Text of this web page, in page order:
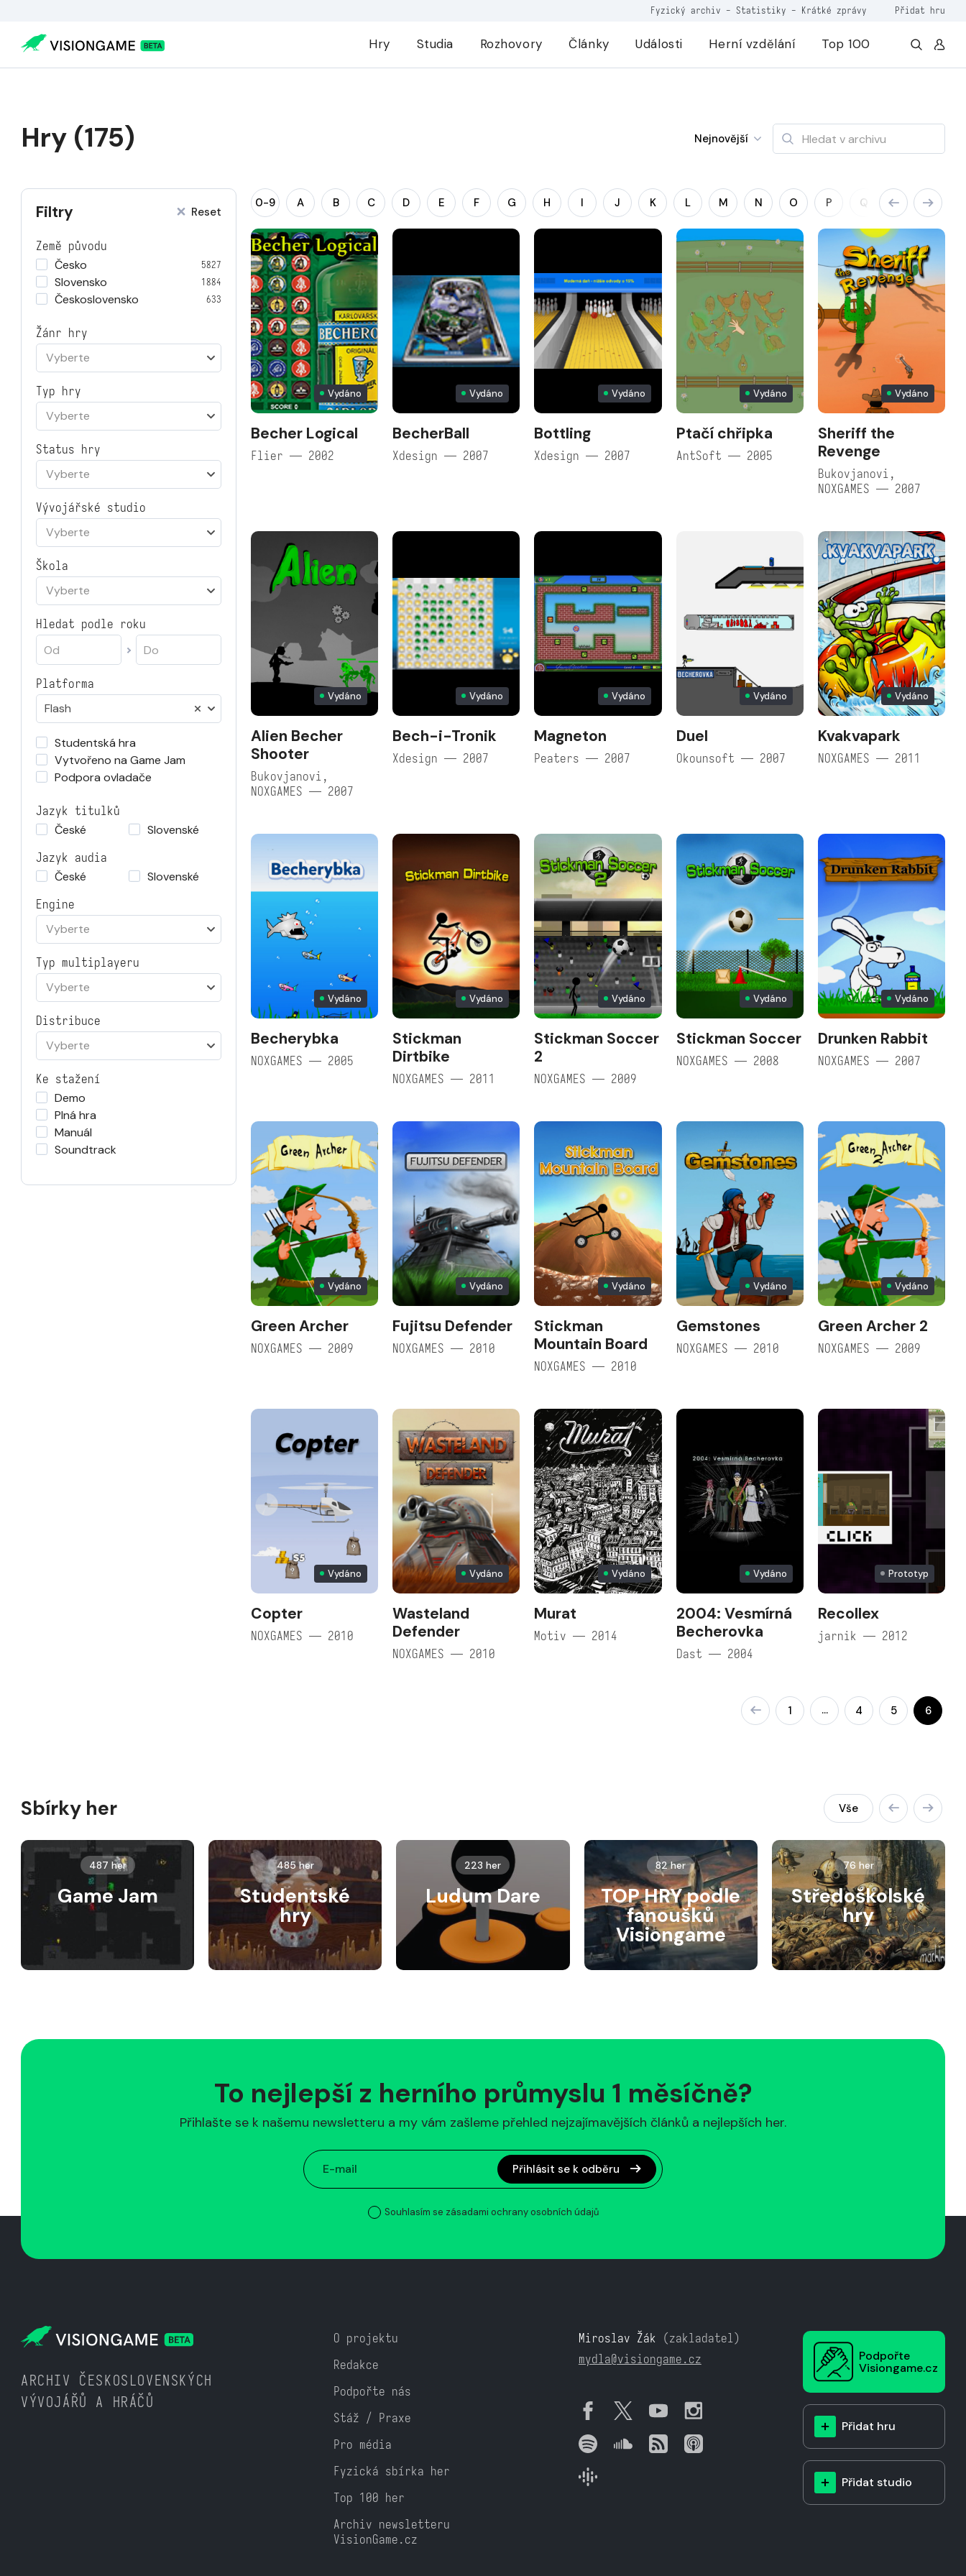
Fyzický archiv - Statistiky - Krátké zprávy Přidat hru
Hry Studia Rozhovory Články Události Herní vzdělání Top 100
Hry (175) Nejnovější
Filtry Reset
Země původu
Česko
5827
Slovensko 1884
Československo 633
Žánr hry
Vyberte
Typ hry
Vyberte
Status hry
Vyberte
Vývojářské studio
Vyberte
Škola
Vyberte
Hledat podle roku
Platforma
Flash
Studentská hra
Vytvořeno na Game Jam
Podpora ovladače
Jazyk titulků
České
Slovenské
Jazyk audia
České
Slovenské
Engine
Vyberte
Typ multiplayeru
Vyberte
Distribuce
Vyberte
Ke stažení
Demo
Plná hra
Manuál
Soundtrack
0-9 A B C D E F G H I J K L M N O P Q R S
Vydáno
Becher Logical
Flier — 2002
Vydáno
BecherBall
Xdesign — 2007
Vydáno
Bottling
Xdesign — 2007
Vydáno
Ptačí chřipka
AntSoft — 2005
Vydáno
Sheriff the
Revenge
Bukovjanovi,
NOXGAMES — 2007
Vydáno
Alien Becher
Shooter
Bukovjanovi,
NOXGAMES — 2007
Vydáno
Bech-i-Tronik
Xdesign — 2007
Vydáno
Magneton
Peaters — 2007
Vydáno
Duel
Okounsoft — 2007
Vydáno
Kvakvapark
NOXGAMES — 2011
Vydáno
Becherybka
NOXGAMES — 2005
Vydáno
Stickman
Dirtbike
NOXGAMES — 2011
Vydáno
Stickman Soccer
2
NOXGAMES — 2009
Vydáno
Stickman Soccer
NOXGAMES — 2008
Vydáno
Drunken Rabbit
NOXGAMES — 2007
Vydáno
Green Archer
NOXGAMES — 2009
Vydáno
Fujitsu Defender
NOXGAMES — 2010
Vydáno
Stickman
Mountain Board
NOXGAMES — 2010
Vydáno
Gemstones
NOXGAMES — 2010
Vydáno
Green Archer 2
NOXGAMES — 2009
Vydáno
Copter
NOXGAMES — 2010
Vydáno
Wasteland
Defender
NOXGAMES — 2010
Vydáno
Murat
Motiv — 2014
Vydáno
2004: Vesmírná
Becherovka
Dast — 2004
Prototyp
Recollex
jarnik — 2012
1 … 4 5 6
Sbírky her Vše
487 her
Game Jam
485 her
Studentské
hry
223 her
Ludum Dare
82 her
TOP HRY podle
fanoušků
Visiongame
76 her
Středoškolské
hry
To nejlepší z herního průmyslu 1 měsíčně?
Přihlašte se k našemu newsletteru a my vám zašleme přehled nejzajímavějších článků a nejlepších her.
Přihlásit se k odběru
Souhlasím se zásadami ochrany osobních údajů
ARCHIV ČESKOSLOVENSKÝCH
VÝVOJÁŘŮ A HRÁČŮ
O projektu
Redakce
Podpořte nás
Stáž / Praxe
Pro média
Fyzická sbírka her
Top 100 her
Archiv newsletteru
VisionGame.cz
Miroslav Žák (zakladatel)
mydla@visiongame.cz
Podpořte
Visiongame.cz
Přidat hru
Přidat studio